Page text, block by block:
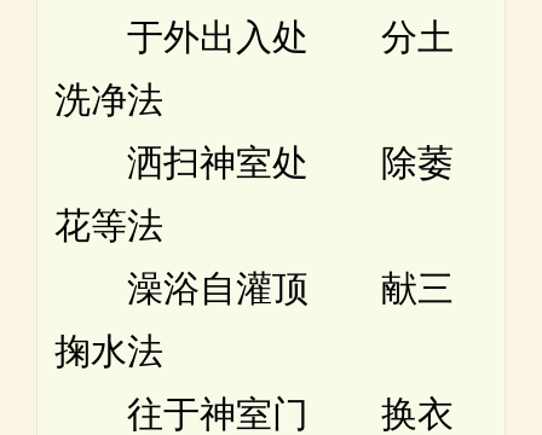
于外出入处 分土
洗净法
洒扫神室处 除萎
花等法
澡浴自灌顶 献三
掬水法
往于神室门 换衣